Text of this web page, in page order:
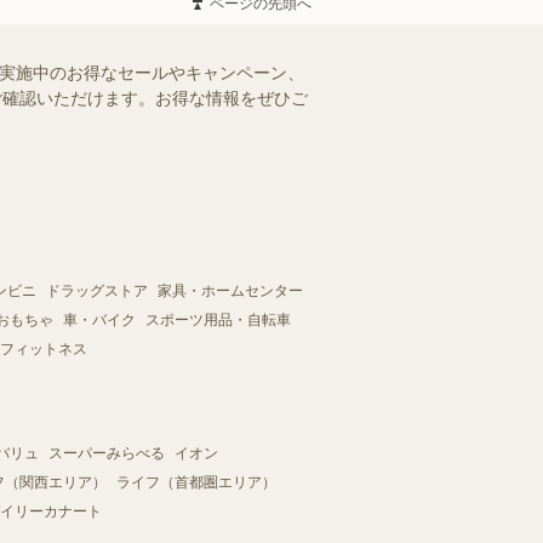
ページの先頭へ
中のお得なセールやキャンペーン、
認いただけます。お得な情報をぜひご
ビニ ドラッグストア
家具・ホームセンター
もちゃ
車・バイク
スポーツ用品・自転車
ィットネス
リュ スーパーみらべる
イオン
関西エリア）
ライフ（首都圏エリア）
リーカナート